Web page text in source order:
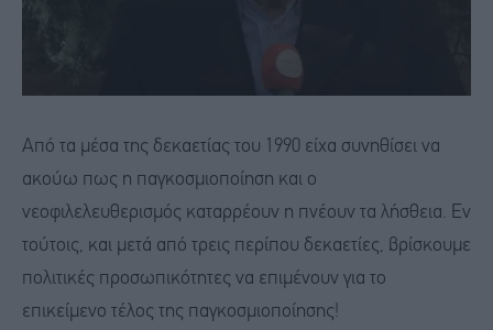
Από τα μέσα της δεκαετίας του 1990 είχα συνηθίσει να
ακούω πως η παγκοσμιοποίηση και ο
νεοφιλελευθερισμός καταρρέουν η πνέουν τα λήσθεια. Εν
τούτοις, και μετά από τρεις περίπου δεκαετίες, βρίσκουμε
πολιτικές προσωπικότητες να επιμένουν για το
επικείμενο τέλος της παγκοσμιοποίησης!